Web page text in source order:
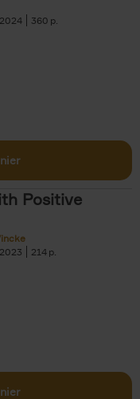
2024 360
Positive
2023 214